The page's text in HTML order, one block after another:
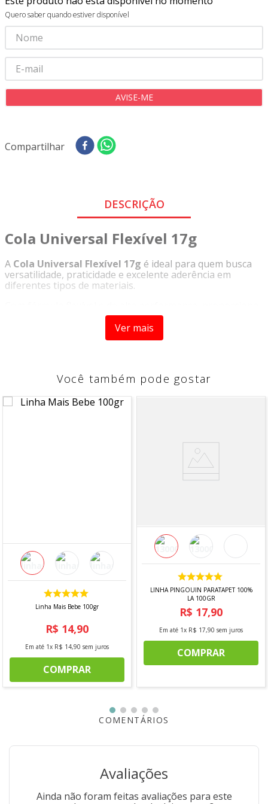
Quero saber quando estiver disponível
Compartilhar
DESCRIÇÃO
Cola Universal Flexível 17g
A Cola Universal Flexível 17g é ideal para quem busca
versatilidade, praticidade e excelente aderência em
diferentes tipos de materiais.
colagem resistente sem perder a elasticidade, sendo
perfeita para artesanato, reparos e projetos criativos.
Alta versatilidade em diversos materiais
Secagem resistente com flexibilidade
Tubo de 17g prático e fácil de usar
Ideal para uso doméstico e artesanal
Indicada para papel, EVA, tecido leve, madeira, plástico e
outros materiais em projetos de artesanato e pequenos
Ver mais
Você também pode gostar
Linha Mais Bebe 100gr
R$ 14,90
Em até 1x R$ 14,90 sem juros
COMPRAR
LINHA PINGOUIN PARATAPET 100%
LA 100GR
R$ 17,90
Em até 1x R$ 17,90 sem juros
COMPRAR
COMENTÁRIOS
Avaliações
Ainda não foram feitas avaliações para este
8º
tricoline digital
9º
tecido oxford
10º tapete sisal